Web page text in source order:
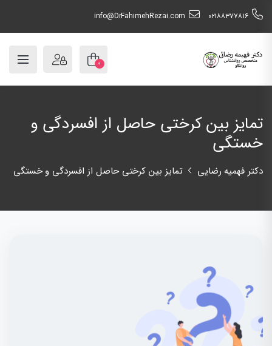
٠٢١٨٨٣٧٧٨١٦ info@DrFahimehRezai.com
۰
تمایز بین کرختی حاصل از افسردگی و
خستگی
دکتر فهمیه رضایی تمایز بین کرختی حاصل از افسردگی و خستگی